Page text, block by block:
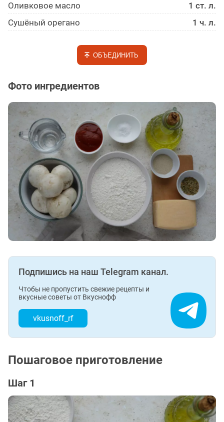
Оливковое масло
1 ст. л.
Сушёный орегано
1 ч. л.
ОБЪЕДИНИТЬ
Фото ингредиентов
Подпишись на наш Telegram канал.
Чтобы не пропустить свежие рецепты и
вкусные советы от Вкуснофф
vkusnoff_rf
Пошаговое приготовление
Шаг 1